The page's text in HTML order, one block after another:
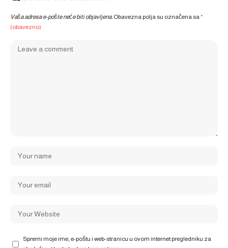
Vaša adresa e-pošte neće biti objavljena. Obavezna polja su označena sa*
(obavezno)
Spremi moje ime, e-poštu i web-stranicu u ovom internet pregledniku za